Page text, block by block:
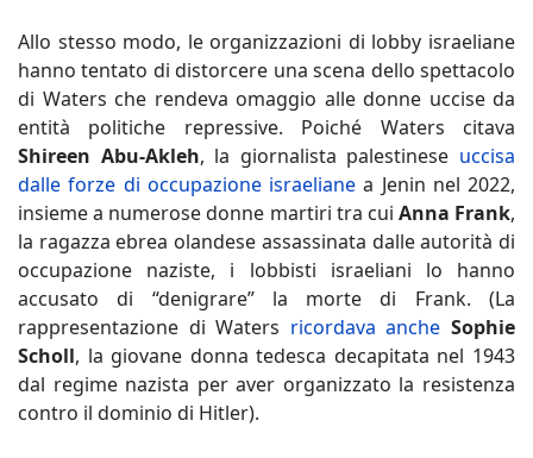
Allo stesso modo, le organizzazioni di lobby israeliane
hanno tentato di distorcere una scena dello spettacolo
di Waters che rendeva omaggio alle donne uccise da
entità politiche repressive. Poiché Waters citava
Shireen Abu-Akleh, la giornalista palestinese uccisa
dalle forze di occupazione israeliane a Jenin nel 2022,
insieme a numerose donne martiri tra cui Anna Frank,
la ragazza ebrea olandese assassinata dalle autorità di
occupazione naziste, i lobbisti israeliani lo hanno
accusato di “denigrare” la morte di Frank. (La
rappresentazione di Waters ricordava anche Sophie
Scholl, la giovane donna tedesca decapitata nel 1943
dal regime nazista per aver organizzato la resistenza
contro il dominio di Hitler).